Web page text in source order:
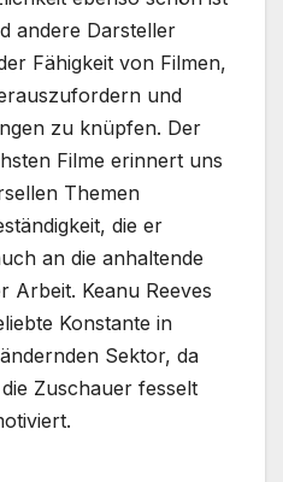
andere Darsteller
Fähigkeit von Filmen,
und
zu knüpfen. Der
Filme erinnert uns
Themen
die er
an die anhaltende
Arbeit. Keanu Reeves
Konstante in
Sektor, da
Zuschauer fesselt